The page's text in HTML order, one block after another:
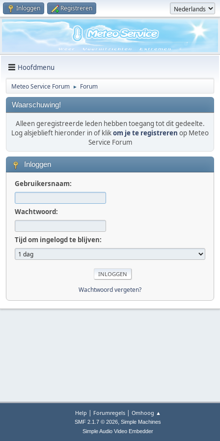
Inloggen Registreren
Hoofdmenu
Meteo Service Forum ► Forum
Waarschuwing!
Alleen geregistreerde leden hebben toegang tot dit gedeelte.
Log alsjeblieft hieronder in of klikom je te registreren op Meteo
Service Forum
Inloggen
Gebruikersnaam:
Wachtwoord:
Tijd om ingelogd te blijven:
Wachtwoord vergeten?
Help | Forumregels| Omhoog ▲
SMF 2.1.7 © 2026, Simple Machines
Simple Audio Video Embedder